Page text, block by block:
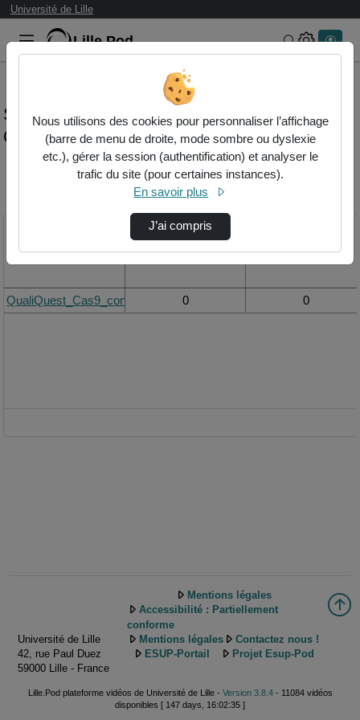
Université de Lille
Lille.Pod Rechercher
Statistiques de visualisation de la vidéo
Qualiquest_cas9_contexte1.mp4
Modifier la période de
Vue de la journée
QualiQuest_Cas9_contexte1.mp40 0
Université de Lille
42, rue Paul Duez
59000 Lille - France
Mentions légales
Accessibilité : Partiellement
conforme
Mentions légales
Contactez nous !
ESUP-Portail
Projet Esup-Pod
Lille.Pod plateforme vidéos de Université de Lille - Version 3.8.4- 11084 vidéos
disponibles [ 147 days, 16:02:35 ]
Nous utilisons des cookies pour personnaliser l’affichage
(barre de menu de droite, mode sombre ou dyslexie
etc.), gérer la session (authentification) et analyser le
trafic du site (pour certaines instances).
En savoir plus
J’ai compris